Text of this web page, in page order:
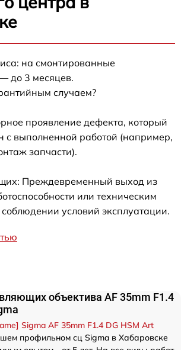
на смонтированные
до 3 месяцев.
случаем?
проявление дефекта, который
с выполненной работой (например,
запчасти).
Преждевременный выход из
или техническим
условий эксплуатации.
объектива AF 35mm F1.4
Sigma AF 35mm F1.4 DG HSM Art
профильном сц Sigma в Хабаровске